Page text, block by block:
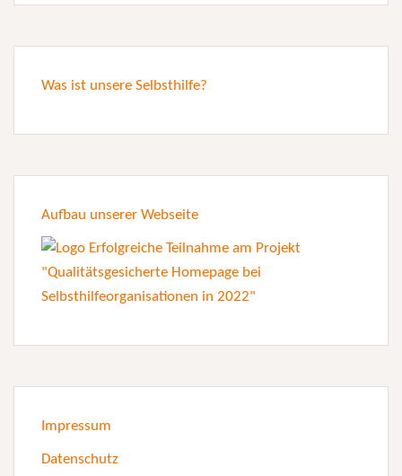
Was ist unsere Selbsthilfe?
Aufbau unserer Webseite
Impressum
Datenschutz